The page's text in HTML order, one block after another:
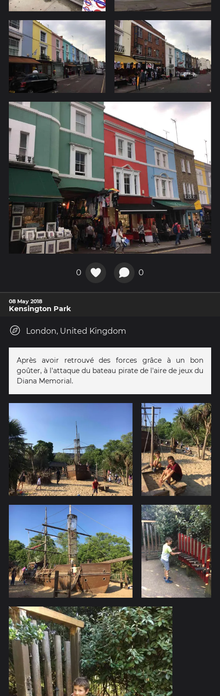
0 0
08 May 2018
Kensington Park
London, United Kingdom
Après avoir retrouvé des forces grâce à un bon
goûter, à l'attaque du bateau pirate de l'aire de jeux du
Diana Memorial.